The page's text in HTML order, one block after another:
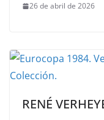
26 de abril de 2026
RENÉ